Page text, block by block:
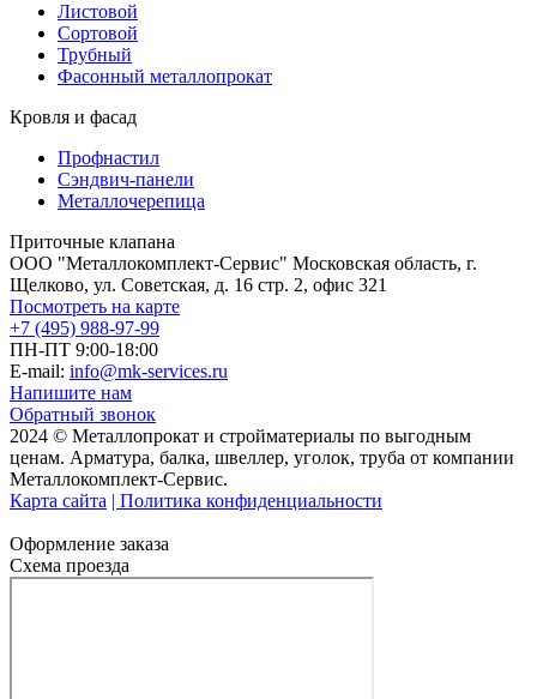
Листовой
Сортовой
Трубный
Фасонный металлопрокат
Кровля и фасад
Профнастил
Сэндвич-панели
Металлочерепица
Приточные клапана
ООО "Металлокомплект-Сервис" Московская область, г.
Щелково, ул. Советская, д. 16 стр. 2, офис 321
Посмотреть на карте
+7 (495) 988-97-99
ПН-ПТ 9:00-18:00
E-mail: info@mk-services.ru
Напишите нам
Обратный звонок
2024 © Металлопрокат и стройматериалы по выгодным
ценам. Арматура, балка, швеллер, уголок, труба от компании
Металлокомплект-Сервис.
Карта сайта | Политика конфиденциальности
Оформление заказа
Схема проезда